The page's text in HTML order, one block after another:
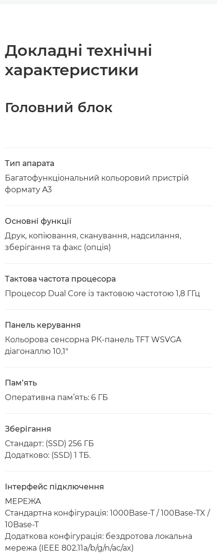
Докладні технічні
характеристики
Головний блок
Тип апарата
Багатофункціональний кольоровий пристрій
формату A3
Основні функції
Друк, копіювання, сканування, надсилання,
зберігання та факс (опція)
Тактова частота процесора
Процесор Dual Core із тактовою частотою 1,8 ГГц
Панель керування
Кольорова сенсорна РК-панель TFT WSVGA
діагоналлю 10,1"
Пам’ять
Оперативна пам’ять: 6 ГБ
Зберігання
Стандарт: (SSD) 256 ГБ
Додатково: (SSD) 1 ТБ.
Інтерфейс підключення
МЕРЕЖА
Стандартна конфігурація: 1000Base-T / 100Base-TX /
10Base-T
Додаткова конфігурація: бездротова локальна
мережа (IEEE 802.11a/b/g/n/ac/ax)